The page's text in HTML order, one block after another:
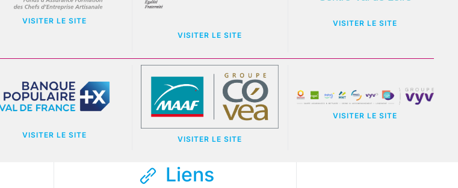
VISITER LE SITE
VISITER LE SITE
VISITER LE SITE
VISITER LE SITE
VISITER LE SITE
VISITER LE SITE
Liens